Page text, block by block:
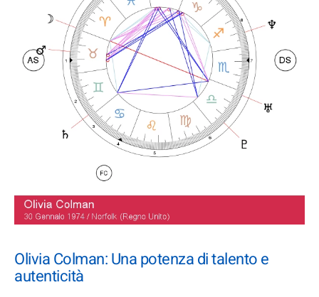
Olivia Colman: Una potenza di talento e
autenticità